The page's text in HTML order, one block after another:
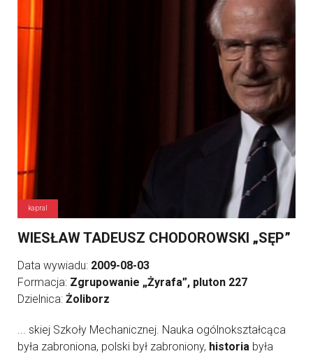
kapral
WIESŁAW TADEUSZ CHODOROWSKI „SĘP”
Data wywiadu: 2009-08-03
Formacja: Zgrupowanie „Żyrafa”, pluton 227
Dzielnica: Żoliborz
... skiej Szkoły Mechanicznej. Nauka ogólnokształcąca
była zabroniona, polski był zabroniony, historia była